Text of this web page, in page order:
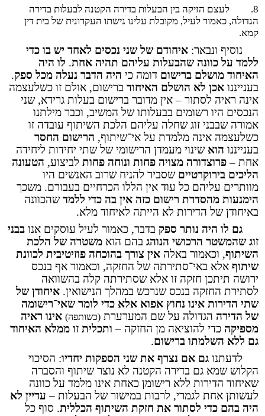
8.
לעצם הזיקה בין הבעלות בדירה הקטנה לבעלות בדירה
הגדולה, כאמור לעיל, מקובלת עלינו גישתו העקרונית של בית דין
קמא.
נוסיף ונבאר: איחודם של שני נכסים לאחד יש בו כדי
ללמד על כוונה שהבעלות עליהם תהיה אחת. לו היה
האיחוד מושלם ברישום דומה כי היה הדבר נעלה מכל ספק.
בענייננואכן לא הושלם האיחוד ברישום, אולם זו כשלעצמה
אינה ראיה לסתור – אין מדובר ברישום בעלות גרידא, שני
הנכסים היו רשומים בבעלותו של המשיב, וכבר מילתנו
אמורה שבבני זוג שחלה עליהם הלכת השיתוף עובדה זו
כשלעצמה אינה מלמדת על אי־שיתוף, הרישום החסר
בענייננו הואשינוי מעמדן הרישומי של שתי יחידות ליחידה
אחת –פרוצדורה מצויה פחות ונוחה פחות לביצוע, הטעונה
הליכים בירוקרטיים שסביר להניח שרוב האנשים היו
מוותרים עליהם כל עוד אין הללו הכרחיים בעבורם. משכך
הימנעות מהסדרת רישום כזה אין בה כדי ללמדשהכוונה
באיחודן של הדירות לא הייתה לאיחוד מלא.
גם לו היה נותר ספק בדבר, כאמור לעיל עוסקים אנו בבני
זוג שהמשטר הרכושי הנוהג בהם הואמשטרה של הלכת
השיתוף, וכאמור באלהאין צורך בהוכחה פוזיטיבית לכוונת
שיתוף אלא באי־סתירתה של החזקה, וכאמור אף בנכס
ירושה תיתכן חזקה זו אלא שסתירתה קלה בהשוואה
לסתירת החזקה בנכס שנרכש במהלך הנישואין.איחודן של
שתי הדירות אינו נחוץ אפוא אלא כדי לומר שאי־רישומה
של הדירה הגדולה על שם המערערת(כשותפה) אינו ראיה
מספיקה כדי להוציאה מן החזקה – ותכלית זו ממלא האיחוד
גם ללא השלמתו ברישום.
לדעתנו גם אם נצרף את שני הספקות יחדיו: הסיכוי
הקלוש שמא גם בדירה הקטנה לא נוצר שיתוף והסברה
שאיחוד הדירות ללא רישומן כאחת אינו מלמד על כוונה
לעשותן אחת לגמרי, לרבות במישור של הבעלות – עדיין לא
היה בהם כדי לסתור את חזקת השיתוף הכללית. סוף כל